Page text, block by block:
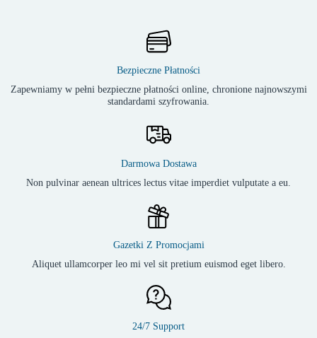
Bezpieczne Płatności
Zapewniamy w pełni bezpieczne płatności online, chronione najnowszymi
standardami szyfrowania.
Darmowa Dostawa
Non pulvinar aenean ultrices lectus vitae imperdiet vulputate a eu.
Gazetki Z Promocjami
Aliquet ullamcorper leo mi vel sit pretium euismod eget libero.
24/7 Support